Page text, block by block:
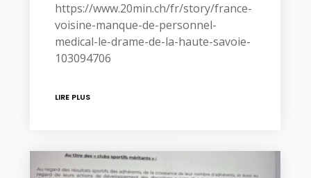
https://www.20min.ch/fr/story/france-
voisine-manque-de-personnel-
medical-le-drame-de-la-haute-savoie-
103094706
LIRE PLUS